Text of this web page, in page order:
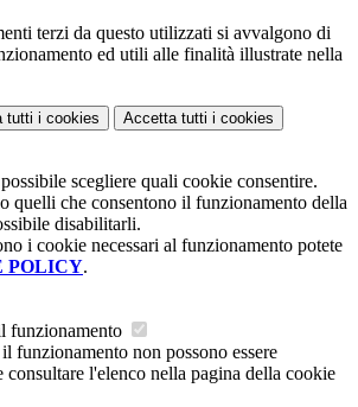
terzi da questo utilizzati si avvalgono di
ed utili alle finalità illustrate nella
tutti i cookies Accetta tutti i cookies
scegliere quali cookie consentire.
quelli che consentono il funzionamento della
disabilitarli.
i cookie necessari al funzionamento potete
POLICY.
funzionamento
funzionamento non possono essere
l'elenco nella pagina della cookie